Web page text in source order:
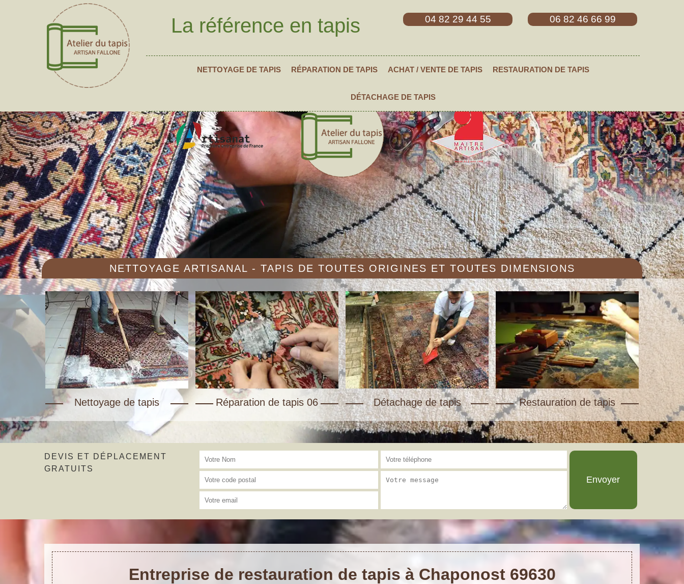
La référence en tapis 04 82 29 44 55 06 82 46 66 99
NETTOYAGE DE TAPIS RÉPARATION DE TAPIS ACHAT / VENTE DE TAPIS RESTAURATION DE TAPIS
DÉTACHAGE DE TAPIS
NETTOYAGE ARTISANAL - TAPIS DE TOUTES ORIGINES ET TOUTES DIMENSIONS
Nettoyage de tapis Réparation de tapis 06 Détachage de tapis Restauration de tapis
DEVIS ET DÉPLACEMENT
GRATUITS
Entreprise de restauration de tapis à Chaponost 69630